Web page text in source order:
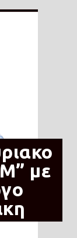
με